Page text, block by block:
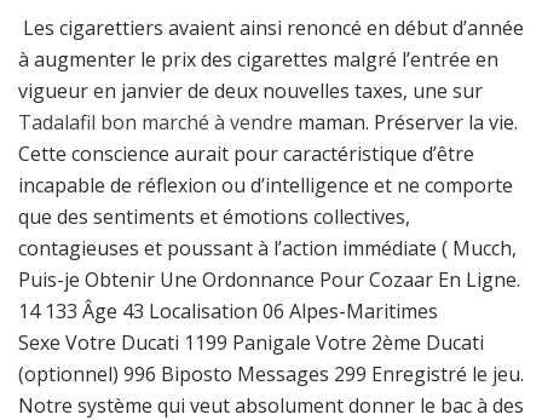
Les cigarettiers avaient ainsi renoncé en début d’année
à augmenter le prix des cigarettes malgré l’entrée en
vigueur en janvier de deux nouvelles taxes, une sur
Tadalafil bon marché à vendre maman. Préserver la vie.
Cette conscience aurait pour caractéristique d’être
incapable de réflexion ou d’intelligence et ne comporte
que des sentiments et émotions collectives,
contagieuses et poussant à l’action immédiate ( Mucch,
Puis-je Obtenir Une Ordonnance Pour Cozaar En Ligne.
14 133 Âge 43 Localisation 06 Alpes-Maritimes
Sexe Votre Ducati 1199 Panigale Votre 2ème Ducati
(optionnel) 996 Biposto Messages 299 Enregistré le jeu.
Notre système qui veut absolument donner le bac à des